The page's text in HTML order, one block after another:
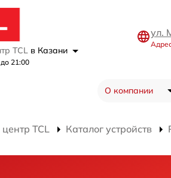
TCL в Казани
21:00
ул.
О компании
TCL Каталог устройств